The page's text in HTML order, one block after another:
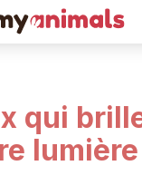
qui
lumière